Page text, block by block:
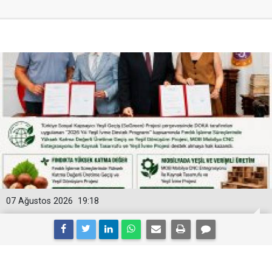
19:18
07 Ağustos 2026